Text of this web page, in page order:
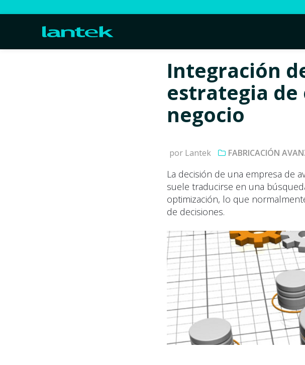
Integración
estrategia
negocio
por Lantek FABRICACIÓN
La decisión de una empresa de
suele traducirse en una
optimización, lo que
de decisiones.